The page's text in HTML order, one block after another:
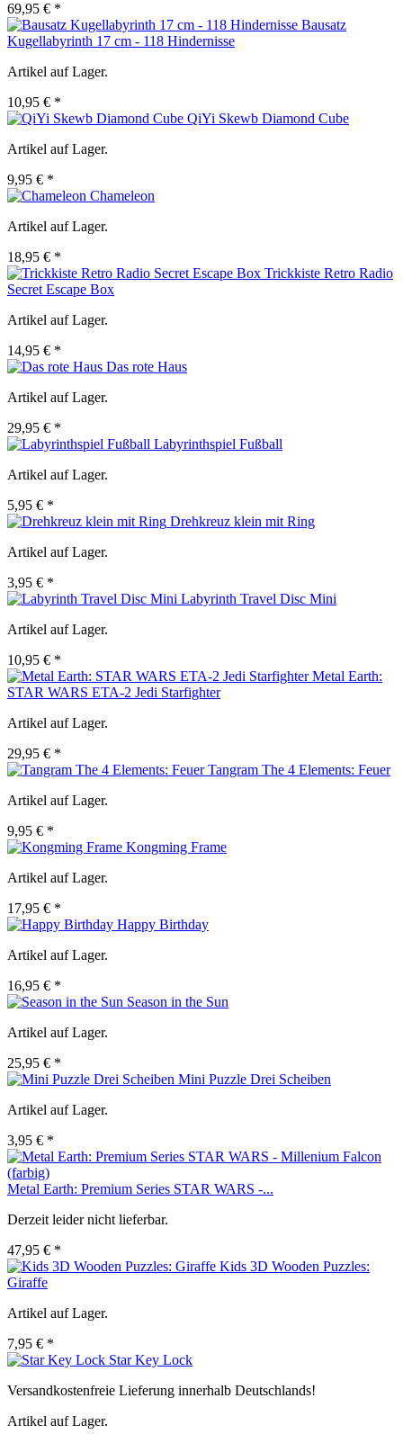
69,95 € *
Bausatz
Kugellabyrinth 17 cm - 118 Hindernisse
Artikel auf Lager.
10,95 € *
QiYi Skewb Diamond Cube
Artikel auf Lager.
9,95 € *
Chameleon
Artikel auf Lager.
18,95 € *
Trickkiste Retro Radio
Secret Escape Box
Artikel auf Lager.
14,95 € *
Das rote Haus
Artikel auf Lager.
29,95 € *
Labyrinthspiel Fußball
Artikel auf Lager.
5,95 € *
Drehkreuz klein mit Ring
Artikel auf Lager.
3,95 € *
Labyrinth Travel Disc Mini
Artikel auf Lager.
10,95 € *
Metal Earth:
STAR WARS ETA-2 Jedi Starfighter
Artikel auf Lager.
29,95 € *
Tangram The 4 Elements: Feuer
Artikel auf Lager.
9,95 € *
Kongming Frame
Artikel auf Lager.
17,95 € *
Happy Birthday
Artikel auf Lager.
16,95 € *
Season in the Sun
Artikel auf Lager.
25,95 € *
Mini Puzzle Drei Scheiben
Artikel auf Lager.
3,95 € *
Metal Earth: Premium Series STAR WARS -...
Derzeit leider nicht lieferbar.
47,95 € *
Kids 3D Wooden Puzzles:
Giraffe
Artikel auf Lager.
7,95 € *
Star Key Lock
Versandkostenfreie Lieferung innerhalb Deutschlands!
Artikel auf Lager.